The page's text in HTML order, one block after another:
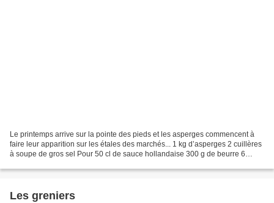
Le printemps arrive sur la pointe des pieds et les asperges commencent à
faire leur apparition sur les étales des marchés... 1 kg d’asperges 2 cuillères
à soupe de gros sel Pour 50 cl de sauce hollandaise 300 g de beurre 6
Les greniers